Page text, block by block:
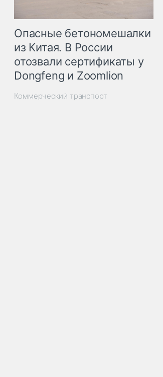
Опасные бетономешалки
из Китая. В России
отозвали сертификаты у
Dongfeng и Zoomlion
Коммерческий транспорт